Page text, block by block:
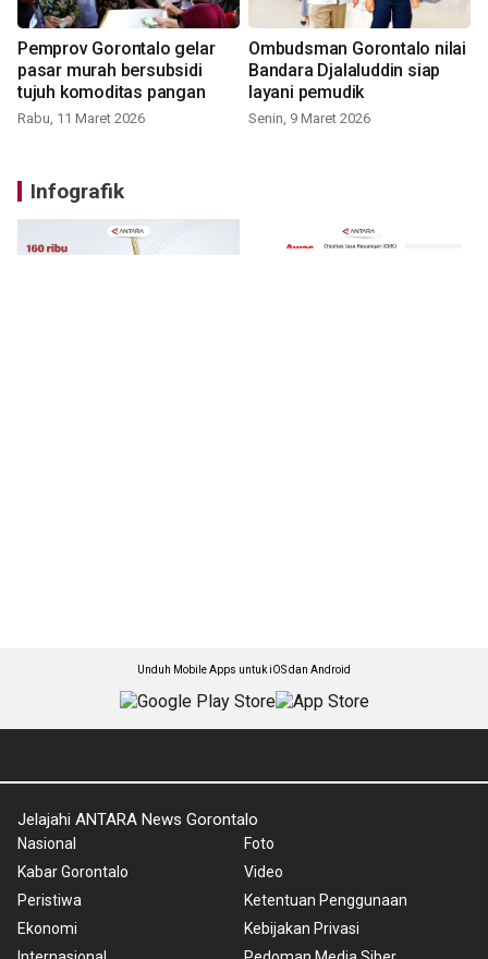
Pemprov Gorontalo gelar
pasar murah bersubsidi
tujuh komoditas pangan
Rabu, 11 Maret 2026
Ombudsman Gorontalo nilai
Bandara Djalaluddin siap
layani pemudik
Senin, 9 Maret 2026
Infografik
Unduh Mobile Apps untuk iOS dan Android
Jelajahi ANTARA News Gorontalo
Nasional
Kabar Gorontalo
Peristiwa
Ekonomi
Foto
Video
Ketentuan Penggunaan
Kebijakan Privasi